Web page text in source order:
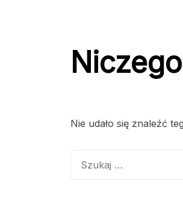
Nie udało się znaleźć